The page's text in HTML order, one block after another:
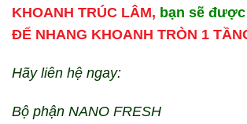
KHOANH TRÚC LÂM, bạn sẽ
ĐẾ NHANG KHOANH TRÒN 1
Hãy liên hệ ngay:
Bộ phận NANO FRESH